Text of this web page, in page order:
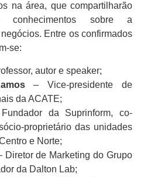
na área, que compartilharão
conhecimentos sobre a
Entre os confirmados
se:
autor e speaker;
– Vice-presidente de
da ACATE;
da Suprinform, co-
proprietário das unidades
e Norte;
Diretor de Marketing do Grupo
da Dalton Lab;